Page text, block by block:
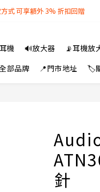
即享免費送貨服務
方式 可享額外 3% 折扣回贈
機 🔊放大器 📡耳機放
部品牌 📍門市地址 🏷️
針